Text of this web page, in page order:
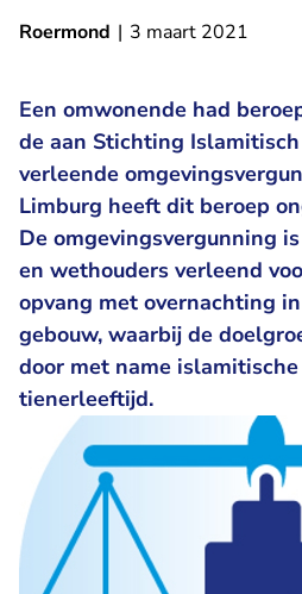
Roermond | 3 maart 2021
Een omwonende had
de aan Stichting
verleende
Limburg heeft dit beroep
De omgevingsvergunning
en wethouders verleend
opvang met overnachting
gebouw, waarbij de
door met name
tienerleeftijd.